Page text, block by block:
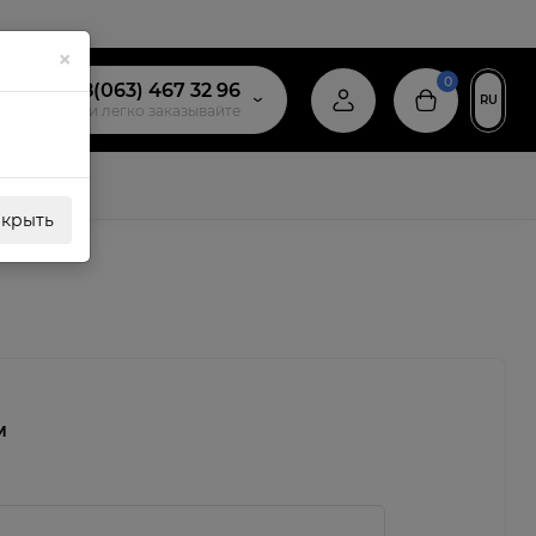
+38(063) 467 32 96
звоните и легко заказывайте
0
RU
×